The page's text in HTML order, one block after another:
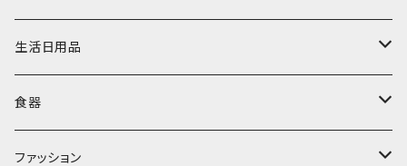
ミラー
ぬいぐるみ
時計
水筒・マグ
カトラリー
食器
生活日用品
タオル・ハンカチ
キッチンクロス
その他
食器
コップ・マグカップ
ファッション